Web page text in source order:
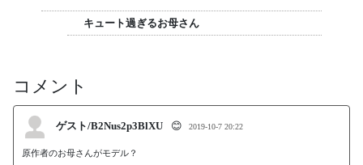
キュート過ぎるお母さん
コメント
ゲスト/B2Nus2p3BlXU 😊 2019-10-7 20:22
原作者のお母さんがモデル？